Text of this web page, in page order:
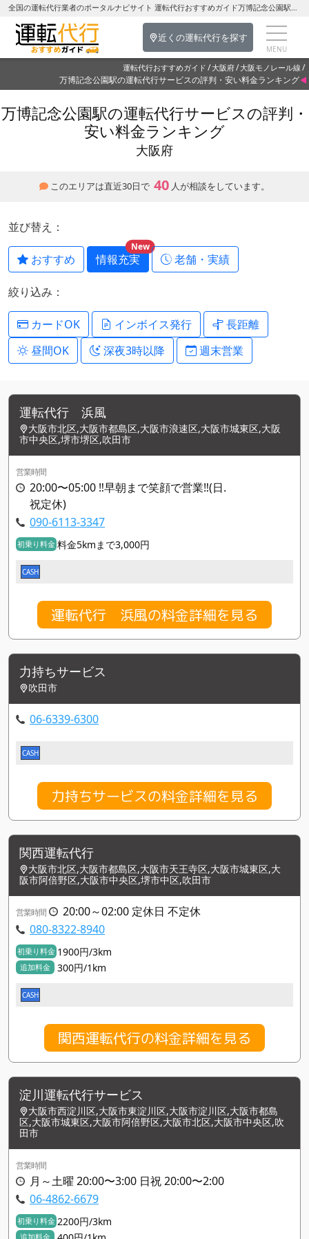
全国の運転代行業者のポータルナビサイト 運転代行おすすめガイド万博記念公園駅の運転代行を探す-大阪府の運転代行
近くの運転代行を探す
運転代行おすすめガイド 大阪府 大阪モノレール線
万博記念公園駅の運転代行サービスの評判・安い料金ランキング
万博記念公園駅の運転代行サービスの評判・
安い料金ランキング
大阪府
このエリアは直近30日で 40 人が相談をしています。
並び替え：
おすすめ 情報充実
New
老舗・実績
絞り込み：
カードOK インボイス発行
長距離
昼間OK
深夜3時以降 週末営業
運転代行 浜風
大阪市北区,大阪市都島区,大阪市浪速区,大阪市城東区,大阪
市中央区,堺市堺区,吹田市
営業時間
20:00〜05:00 ‼️早朝まで笑顔で営業‼️(日.
祝定休)
090-6113-3347
初乗り料金 料金5kmまで3,000円
CASH
運転代行 浜風の料金詳細を見る
力持ちサービス
吹田市
06-6339-6300
CASH
力持ちサービスの料金詳細を見る
関西運転代行
大阪市北区,大阪市都島区,大阪市天王寺区,大阪市城東区,大
阪市阿倍野区,大阪市中央区,堺市中区,吹田市
営業時間
20:00～02:00 定休日 不定休
080-8322-8940
初乗り料金 1900円/3km
追加料金 300円/1km
CASH
関西運転代行の料金詳細を見る
淀川運転代行サービス
大阪市西淀川区,大阪市東淀川区,大阪市淀川区,大阪市都島
区,大阪市城東区,大阪市阿倍野区,大阪市北区,大阪市中央区,吹
田市
営業時間
月～土曜 20:00〜3:00 日祝 20:00〜2:00
06-4862-6679
初乗り料金 2200円/3km
追加料金